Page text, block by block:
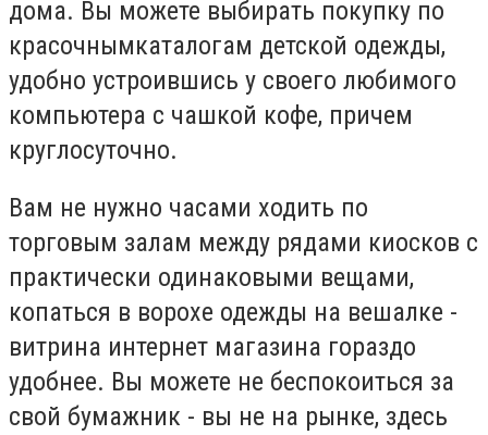
дома. Вы можете выбирать покупку по
красочнымкаталогам детской одежды,
удобно устроившись у своего любимого
компьютера с чашкой кофе, причем
круглосуточно.
Вам не нужно часами ходить по
торговым залам между рядами киосков с
практически одинаковыми вещами,
копаться в ворохе одежды на вешалке -
витрина интернет магазина гораздо
удобнее. Вы можете не беспокоиться за
свой бумажник - вы не на рынке, здесь